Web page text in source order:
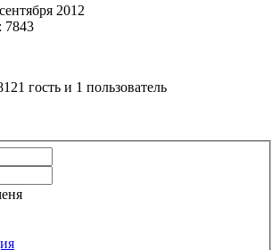
2012
7843
гость и 1 пользователь